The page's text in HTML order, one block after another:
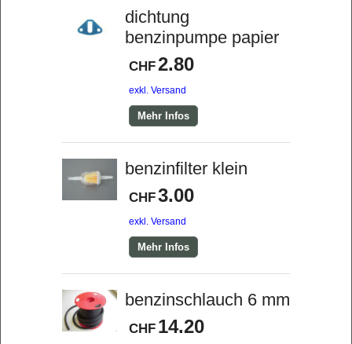
dichtung
benzinpumpe papier
CHF2.80
exkl. Versand
Mehr Infos
benzinfilter klein
CHF3.00
exkl. Versand
Mehr Infos
benzinschlauch 6 mm
CHF 14.20